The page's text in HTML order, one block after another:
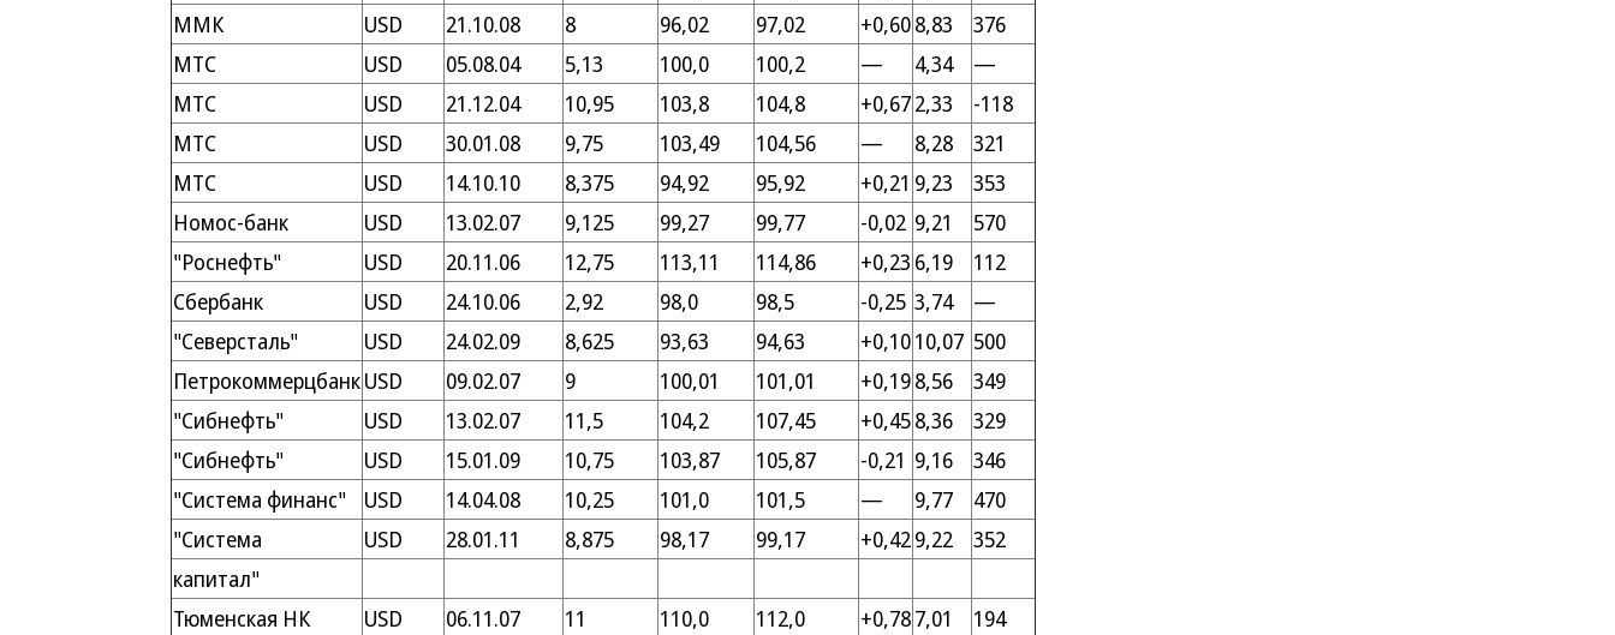
ММК
USD 21.10.08 8 96,02 97,02 +0,608,83
376
МТС
USD 05.08.04 5,13 100,0 100,2 — 4,34
—
МТС
USD 21.12.04 10,95 103,8 104,8 +0,672,33
-118
МТС
USD 30.01.08 9,75 103,49 104,56 — 8,28
321
МТС
USD 14.10.10 8,375 94,92 95,92 +0,21 9,23
353
Номос-банк
USD 13.02.07 9,125 99,27 99,77 -0,02 9,21
570
"Роснефть"
USD 20.11.06 12,75 113,11 114,86 +0,23 6,19
112
Сбербанк
USD 24.10.06 2,92 98,0 98,5 -0,25 3,74
—
"Северсталь"
USD 24.02.09 8,625 93,63 94,63 +0,1010,07 500
ПетрокоммерцбанкUSD 09.02.07 9 100,01 101,01 +0,198,56
349
"Сибнефть"
USD 13.02.07 11,5 104,2 107,45 +0,458,36
329
"Сибнефть"
USD 15.01.09 10,75 103,87 105,87 -0,21 9,16
346
"Система финанс"
USD 14.04.08 10,25 101,0 101,5 — 9,77
470
"Система
USD 28.01.11 8,875 98,17 99,17 +0,429,22
352
капитал"
Тюменская НК
USD 06.11.07 11 110,0 112,0 +0,787,01
194